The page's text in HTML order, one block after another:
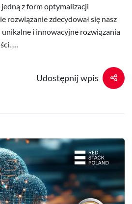
z form optymalizacji
rozwiązanie zdecydował się nasz
i innowacyjne rozwiązania
…
Udostępnij wpis